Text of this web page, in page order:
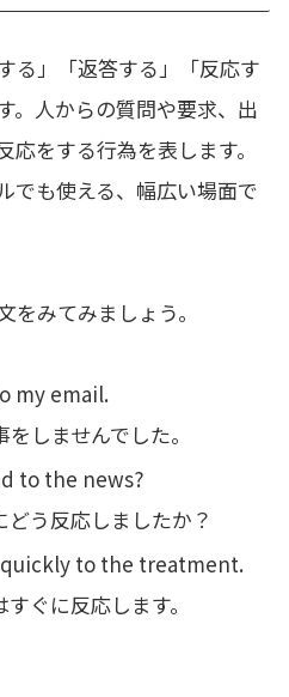
る」「返答する」「反応す
。人からの質問や要求、出
をする行為を表します。
でも使える、幅広い場面で
をみてみましょう。
my email.
しませんでした。
to the news?
う反応しましたか？
to the treatment.
ぐに反応します。